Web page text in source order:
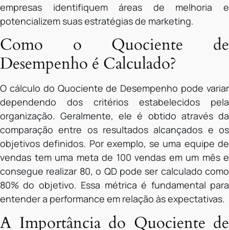
empresas identifiquem áreas de melhoria e
potencializem suas estratégias de marketing.
Como o Quociente de
Desempenho é Calculado?
O cálculo do Quociente de Desempenho pode variar
dependendo dos critérios estabelecidos pela
organização. Geralmente, ele é obtido através da
comparação entre os resultados alcançados e os
objetivos definidos. Por exemplo, se uma equipe de
vendas tem uma meta de 100 vendas em um mês e
consegue realizar 80, o QD pode ser calculado como
80% do objetivo. Essa métrica é fundamental para
entender a performance em relação às expectativas.
A Importância do Quociente de